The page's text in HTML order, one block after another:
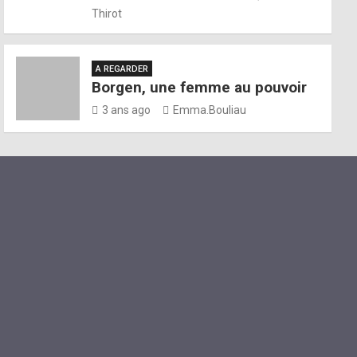
Thirot
A REGARDER
Borgen, une femme au pouvoir
3 ans ago Emma.Bouliau